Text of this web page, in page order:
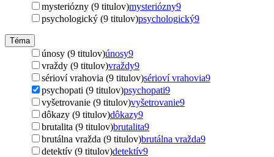
mysteriózny (9 titulov)mysteriózny9
psychologický (9 titulov)psychologický9
Téma
únosy (9 titulov)únosy9
vraždy (9 titulov)vraždy9
sérioví vrahovia (9 titulov)sérioví vrahovia9
psychopati (9 titulov)psychopati9
vyšetrovanie (9 titulov)vyšetrovanie9
dôkazy (9 titulov)dôkazy9
brutalita (9 titulov)brutalita9
brutálna vražda (9 titulov)brutálna vražda9
detektív (9 titulov)detektív9